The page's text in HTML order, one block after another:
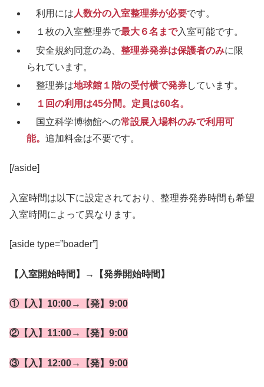
利用には 人数分の入室整理券が必要です。
１枚の入室整理券で最大６名まで入室可能です。
安全規約同意の為、整理券発券は保護者のみに限
られています。
整理券は地球館１階の受付横で発券しています。
１回の利用は45分間。定員は60名。
国立科学博物館への常設展入場料のみで利用可
能。追加料金は不要です。
[/aside]
入室時間は以下に設定されており、整理券発券時間も希望
入室時間によって異なります。
[aside type=”boader”]
【入室開始時間】→【発券開始時間】
①【入】10:00→【発】9:00
②【入】11:00→【発】9:00
③【入】12:00→【発】9:00